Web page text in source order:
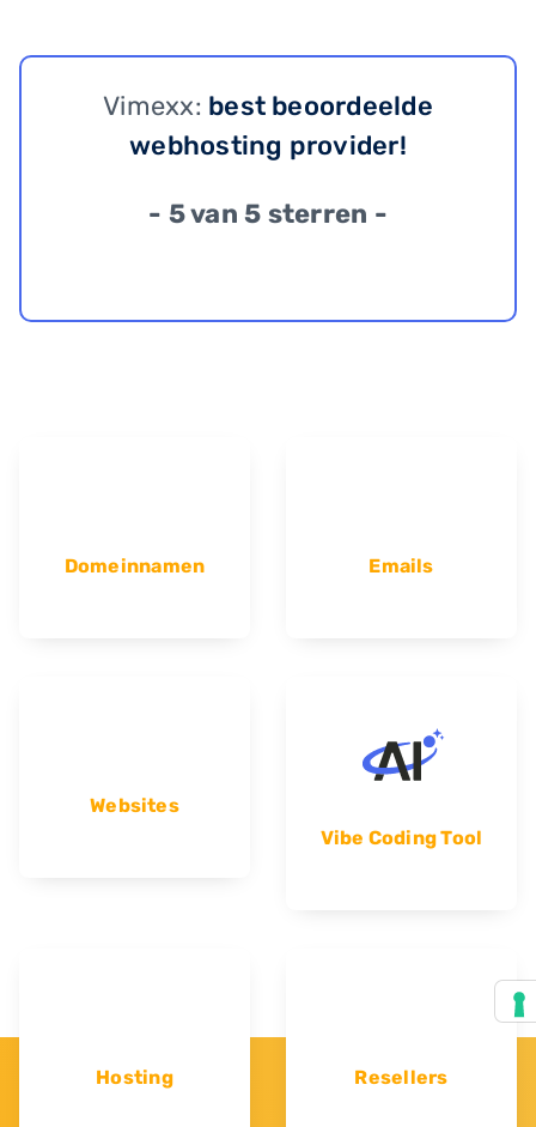
Vimexx: best beoordeelde
webhosting provider!
- 5 van 5 sterren -
Domeinnamen Emails
Websites
Vibe Coding Tool
Hosting Resellers